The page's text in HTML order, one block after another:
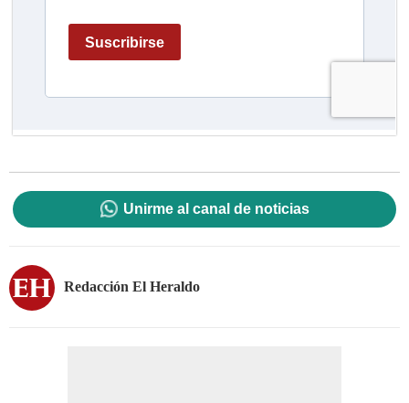
Unirme al canal de noticias
Redacción El Heraldo